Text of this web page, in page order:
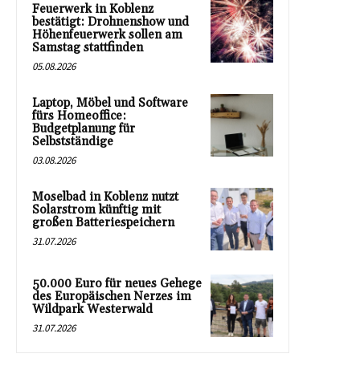
Feuerwerk in Koblenz
bestätigt: Drohnenshow und
Höhenfeuerwerk sollen am
Samstag stattfinden
05.08.2026
Laptop, Möbel und Software
fürs Homeoffice:
Budgetplanung für
Selbstständige
03.08.2026
Moselbad in Koblenz nutzt
Solarstrom künftig mit
großen Batteriespeichern
31.07.2026
50.000 Euro für neues Gehege
des Europäischen Nerzes im
Wildpark Westerwald
31.07.2026